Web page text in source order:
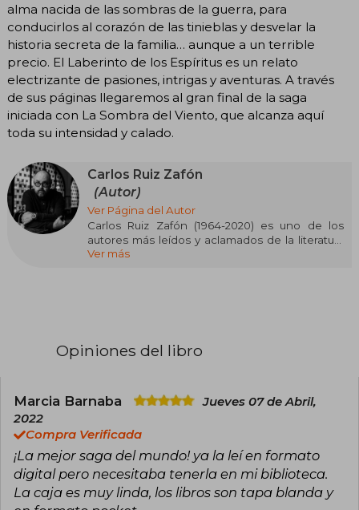
alma nacida de las sombras de la guerra, para
conducirlos al corazón de las tinieblas y desvelar la
historia secreta de la familia… aunque a un terrible
precio. El Laberinto de los Espíritus es un relato
electrizante de pasiones, intrigas y aventuras. A través
de sus páginas llegaremos al gran final de la saga
iniciada con La Sombra del Viento, que alcanza aquí
toda su intensidad y calado.
Carlos Ruiz Zafón
(Autor)
Ver Página del Autor
Carlos Ruiz Zafón (1964-2020) es uno de los
autores más leídos y aclamados de la literatura
contemporánea en español. Originario de
Su obra más emblemática es "La Sombra del
Olvidados. Publicada en más de 50 países y
transporta a los lectores a una Barcelona gótica,
donde el amor por los libros y los secretos
familiares se convierten en el eje de tramas
apasionantes.
Antes de dedicarse a la novela para adultos,
Ver más
Opiniones del libro
Marcia Barnaba
Jueves 07 de Abril,
2022
Compra Verificada
¡La mejor saga del mundo! ya la leí en formato
digital pero necesitaba tenerla en mi biblioteca.
La caja es muy linda, los libros son tapa blanda y